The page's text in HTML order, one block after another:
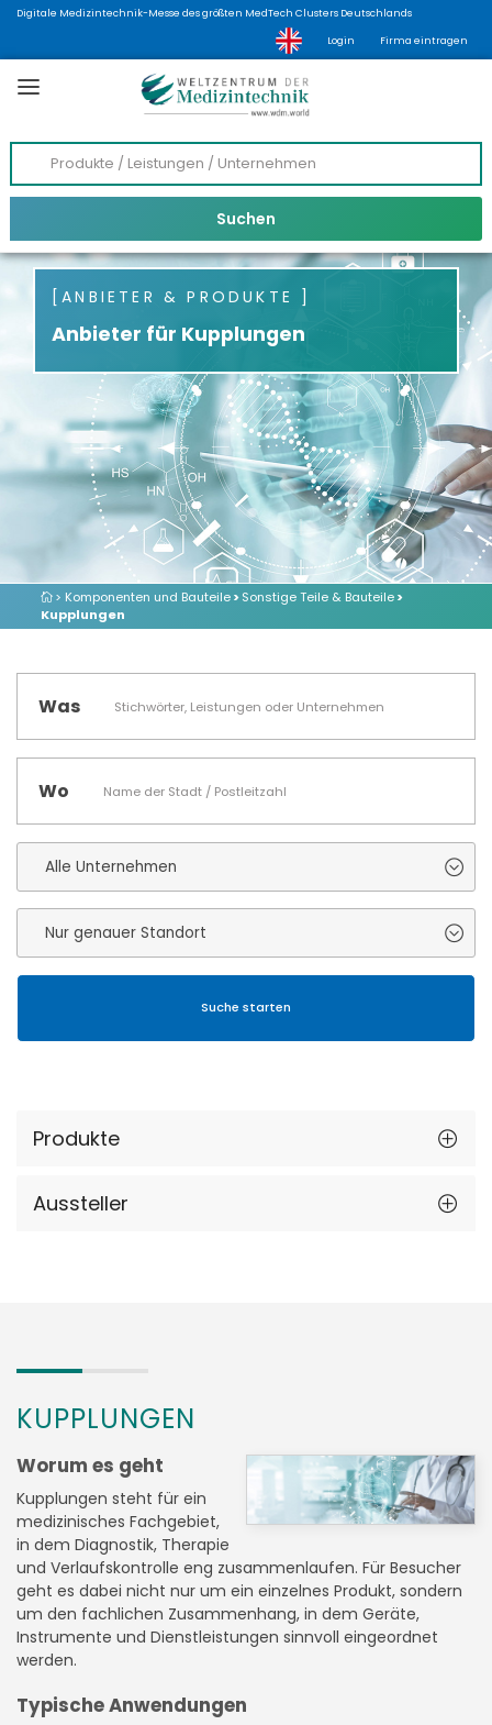
Digitale Medizintechnik-Messe des größten MedTech Clusters Deutschlands
Login Firma eintragen
ANBIETER & PRODUKTE
Anbieter für Kupplungen
> Komponenten und Bauteile>Sonstige Teile & Bauteile>
Kupplungen
Was
Wo
Produkte
Aussteller
KUPPLUNGEN
Worum es geht
Kupplungen steht für ein
medizinisches Fachgebiet,
in dem Diagnostik, Therapie
und Verlaufskontrolle eng zusammenlaufen. Für Besucher
geht es dabei nicht nur um ein einzelnes Produkt, sondern
um den fachlichen Zusammenhang, in dem Geräte,
Instrumente und Dienstleistungen sinnvoll eingeordnet
werden.
Typische Anwendungen